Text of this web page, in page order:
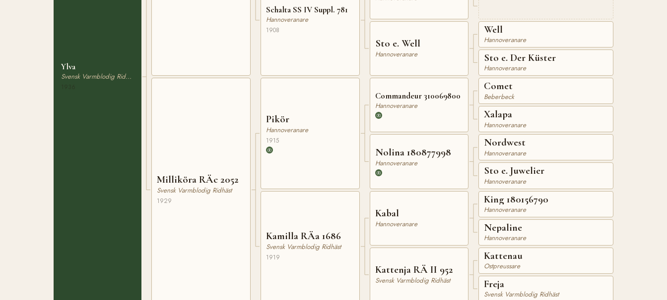
Ylva
Svensk Varmblodig Ridhäst
Milliköra RÄc 2052
Svensk Varmblodig Ridhäst
1929
Schalta SS IV Suppl. 781
Hannoveranare
1908
Pikör
Hannoveranare
1915
Kamilla RÄa 1686
Svensk Varmblodig Ridhäst
1919
Sto e. Well
Hannoveranare
Commandeur 310069800
Hannoveranare
Nolina 180877998
Hannoveranare
Kabal
Hannoveranare
Kattenja RÄ II 952
Svensk Varmblodig Ridhäst
Well
Hannoveranare
Sto e. Der Küster
Hannoveranare
Comet
Beberbeck
Xalapa
Hannoveranare
Nordwest
Hannoveranare
Sto e. Juwelier
Hannoveranare
King 180156790
Hannoveranare
Nepaline
Hannoveranare
Kattenau
Ostpreussare
Freja
Svensk Varmblodig Ridhäst